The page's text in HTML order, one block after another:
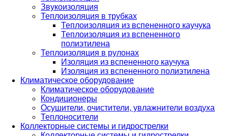
Звукоизоляция
Теплоизоляция в трубках
Теплоизоляция из вспененного каучука
Теплоизоляция из вспененного
полиэтилена
Теплоизоляция в рулонах
Изоляция из вспененного каучука
Изоляция из вспененного полиэтилена
Климатическое оборудование
Климатическое оборудование
Кондиционеры
Осушители, очистители, увлажнители воздуха
Теплоносители
Коллекторные системы и гидрострелки